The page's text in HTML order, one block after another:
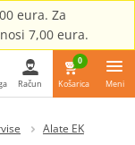
eura. Za
7,00 eura.
Pretraga
Račun
0
Košarica Meni
Alate EK